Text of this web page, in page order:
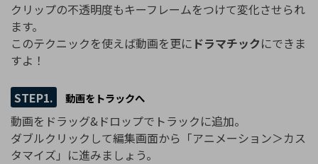
クリップの不透明度もキーフレームをつけて変化させられ
ます。
このテクニックを使えば動画を更に ドラマチックにできま
すよ！
STEP1. 動画をトラックへ
動画をドラッグ&ドロップでトラックに追加。
ダブルクリックして編集画面から「アニメーション＞カス
タマイズ」に進みましょう。